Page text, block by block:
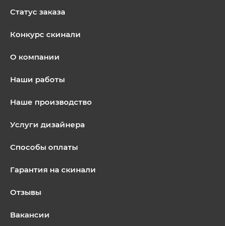
Статус заказа
Конкурс скинали
О компании
Наши работы
Наше производство
Услуги дизайнера
Способы оплаты
Гарантия на скинали
Отзывы
Вакансии